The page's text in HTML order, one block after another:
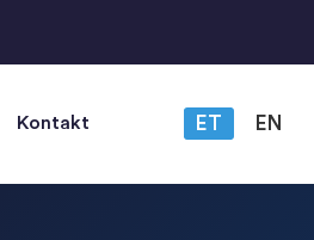
Kontakt ET EN